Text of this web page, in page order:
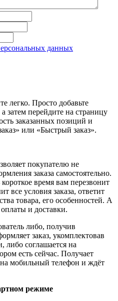
данных
легко. Просто добавьте
затем перейдите на страницу
заказанных позиций и
или «Быстрый заказ».
покупателю не
заказа самостоятельно.
время вам перезвонит
все условия заказа, ответит
товара, его особенностей. А
и доставки.
либо, получив
заказ, укомплектовав
либо соглашается на
есть сейчас. Получает
мобильный телефон и ждёт
режиме